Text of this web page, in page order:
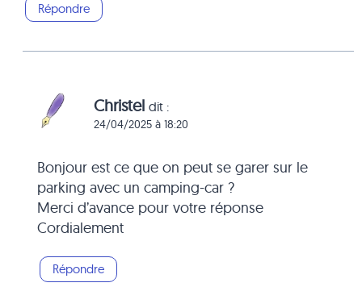
Répondre
Christel dit :
24/04/2025 à 18:20
Bonjour est ce que on peut se garer sur le
parking avec un camping-car ?
Merci d’avance pour votre réponse
Cordialement
Répondre